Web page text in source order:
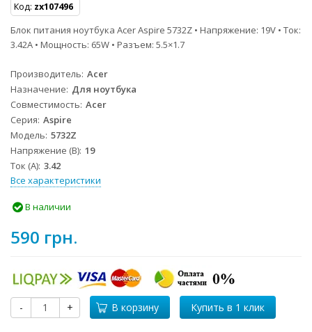
Код: zx107496
Блок питания ноутбука Acer Aspire 5732Z • Напряжение: 19V • Ток:
3.42A • Мощность: 65W • Разъем: 5.5×1.7
Производитель Acer
Назначение Для ноутбука
Совместимость Acer
Серия Aspire
Модель 5732Z
Напряжение (В) 19
Ток (А) 3.42
Все характеристики
В наличии
590 грн.
- + В корзину